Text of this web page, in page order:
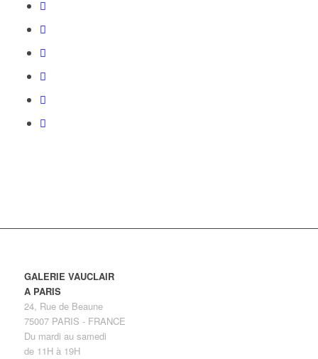
GALERIE VAUCLAIR
A PARIS
24, Rue de Beaune
75007 PARIS - FRANCE
Du mardi au samedi
de 11H à 19H